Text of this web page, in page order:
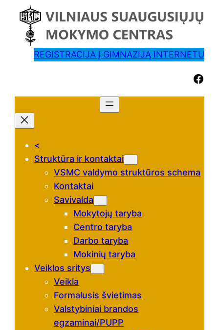
REGISTRACIJA Į GIMNAZIJĄ INTERNETU
Facebook
<
Struktūra ir kontaktai
VSMC valdymo struktūros schema
Kontaktai
Savivalda
Mokytojų taryba
Centro taryba
Darbo taryba
Mokinių taryba
Veiklos sritys
Veikla
Formalusis švietimas
Valstybiniai brandos
egzaminai/PUPP